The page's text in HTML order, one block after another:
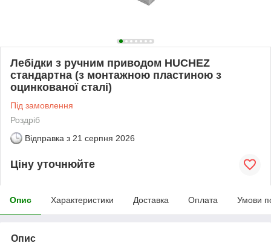
Лебідки з ручним приводом HUCHEZ
стандартна (з монтажною пластиною з
оцинкованої сталі)
Під замовлення
Роздріб
Відправка з 21 серпня 2026
Ціну уточнюйте
Опис Характеристики Доставка Оплата Умови
Опис